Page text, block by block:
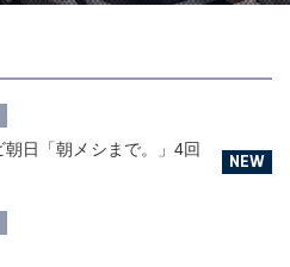
朝日「朝メシまで。」4回
NEW